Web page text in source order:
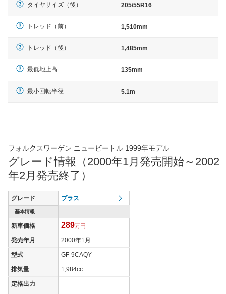
タイヤサイズ（後） 205/55R16
トレッド（前） 1,510mm
トレッド（後） 1,485mm
最低地上高 135mm
最小回転半径 5.1m
フォルクスワーゲン ニュービートル 1999年モデル
グレード情報（2000年1月発売開始～2002
年2月発売終了）
グレード プラス
基本情報
新車価格 289万円
発売年月 2000年1月
型式 GF-9CAQY
排気量 1,984cc
定格出力 -